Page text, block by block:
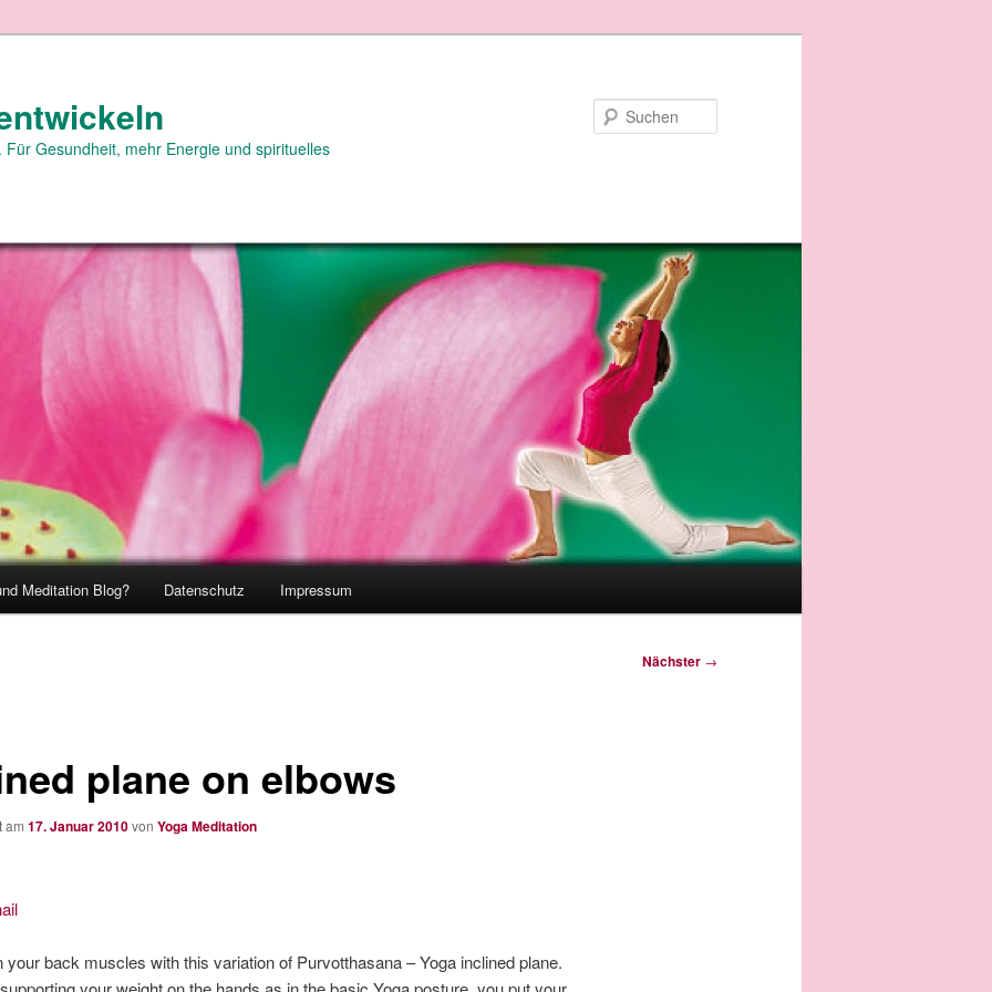
Gesundheit, mehr Energie und spirituelles
Meditation Blog? Datenschutz Impressum
Nächster →
plane on elbows
am 17. Januar 2010von Yoga Meditation
your back muscles with this variation of Purvotthasana – Yoga inclined plane.